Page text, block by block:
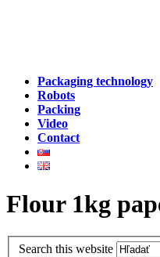
Packaging technology
Robots
Packing
Video
Contact
Flour 1kg
Search this website